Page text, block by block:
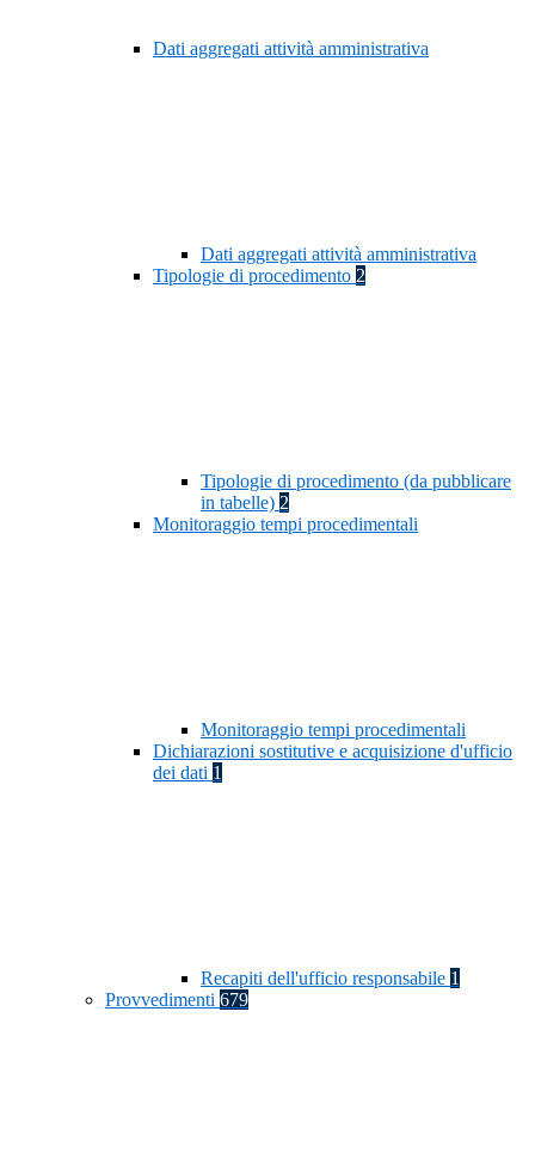
Dati aggregati attività amministrativa
Dati aggregati attività amministrativa
Tipologie di procedimento 2
Tipologie di procedimento (da pubblicare
in tabelle) 2
Monitoraggio tempi procedimentali
Monitoraggio tempi procedimentali
Dichiarazioni sostitutive e acquisizione d'ufficio
dei dati 1
Recapiti dell'ufficio responsabile 1
Provvedimenti 679